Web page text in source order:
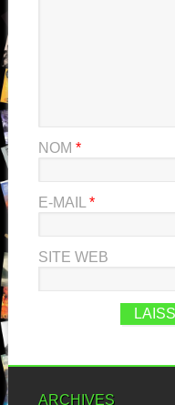
NOM *
E-MAIL *
SITE WEB
ARCHIVES